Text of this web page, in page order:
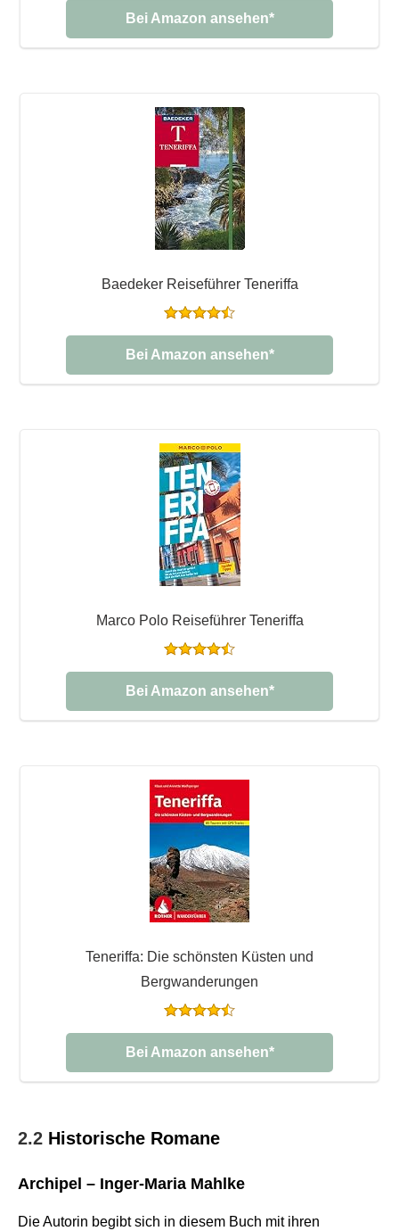
Bei Amazon ansehen*
Baedeker Reiseführer Teneriffa
Bei Amazon ansehen*
Marco Polo Reiseführer Teneriffa
Bei Amazon ansehen*
Teneriffa: Die schönsten Küsten und
Bergwanderungen
Bei Amazon ansehen*
2.2 Historische Romane
Archipel – Inger-Maria Mahlke
Die Autorin begibt sich in diesem Buch mit ihren